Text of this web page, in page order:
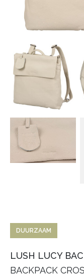
DUURZAAM
LUSH LUCY
BACKPACK